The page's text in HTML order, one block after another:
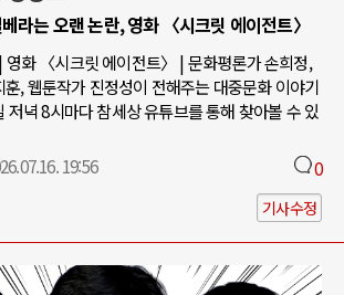
라는 오랜 논란, 영화 〈시크릿 에이전트〉
영화 〈시크릿 에이전트〉 | 문화평론가 손희정,
, 웹툰작가 진정성이 전해주는 대중문화 이야기
저녁 8시마다 참세상 유튜브를 통해 찾아볼 수 있
19:56 0
기사수정